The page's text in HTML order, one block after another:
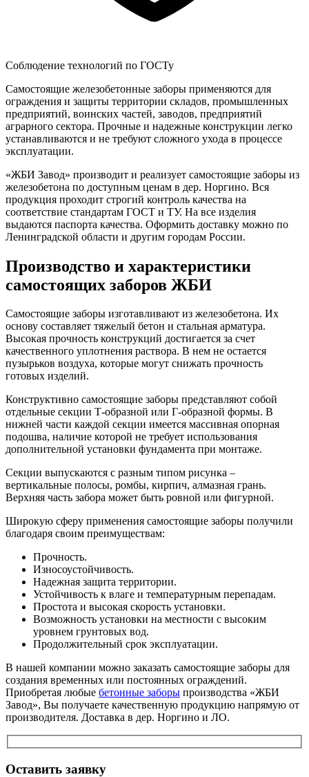
Соблюдение технологий по ГОСТу
Самостоящие железобетонные заборы применяются для
ограждения и защиты территории складов, промышленных
предприятий, воинских частей, заводов, предприятий
аграрного сектора. Прочные и надежные конструкции легко
устанавливаются и не требуют сложного ухода в процессе
эксплуатации.
«ЖБИ Завод» производит и реализует самостоящие заборы из
железобетона по доступным ценам в дер. Норгино. Вся
продукция проходит строгий контроль качества на
соответствие стандартам ГОСТ и ТУ. На все изделия
выдаются паспорта качества. Оформить доставку можно по
Ленинградской области и другим городам России.
Производство и характеристики
самостоящих заборов ЖБИ
Самостоящие заборы изготавливают из железобетона. Их
основу составляет тяжелый бетон и стальная арматура.
Высокая прочность конструкций достигается за счет
качественного уплотнения раствора. В нем не остается
пузырьков воздуха, которые могут снижать прочность
готовых изделий.
Конструктивно самостоящие заборы представляют собой
отдельные секции Т-образной или Г-образной формы. В
нижней части каждой секции имеется массивная опорная
подошва, наличие которой не требует использования
дополнительной установки фундамента при монтаже.
Секции выпускаются с разным типом рисунка –
вертикальные полосы, ромбы, кирпич, алмазная грань.
Верхняя часть забора может быть ровной или фигурной.
Широкую сферу применения самостоящие заборы получили
благодаря своим преимуществам:
Прочность.
Износоустойчивость.
Надежная защита территории.
Устойчивость к влаге и температурным перепадам.
Простота и высокая скорость установки.
Возможность установки на местности с высоким
уровнем грунтовых вод.
Продолжительный срок эксплуатации.
В нашей компании можно заказать самостоящие заборы для
создания временных или постоянных ограждений.
Приобретая любые бетонные заборы производства «ЖБИ
Завод», Вы получаете качественную продукцию напрямую от
производителя. Доставка в дер. Норгино и ЛО.
Оставить заявку